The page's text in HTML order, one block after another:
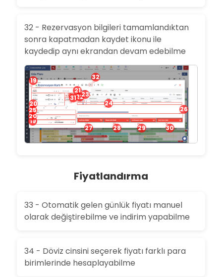
32 - Rezervasyon bilgileri tamamlandıktan
sonra kapatmadan kaydet ikonu ile
kaydedip aynı ekrandan devam edebilme
19
19
20
20
21
2223
24
25
26
27 28 29 30
31
32
Fiyatlandırma
33 - Otomatik gelen günlük fiyatı manuel
olarak değiştirebilme ve indirim yapabilme
34 - Döviz cinsini seçerek fiyatı farklı para
birimlerinde hesaplayabilme